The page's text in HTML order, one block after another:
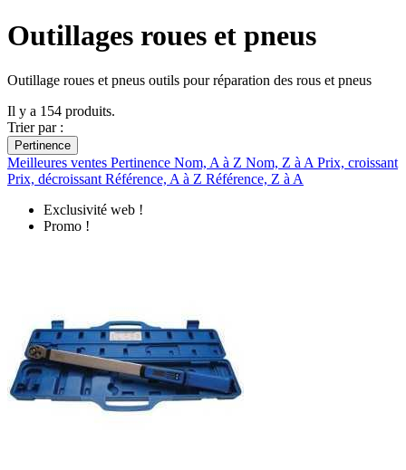
Outillages roues et pneus
Outillage roues et pneus outils pour réparation des rous et pneus
Il y a 154 produits.
Trier par :
Pertinence
Meilleures ventes Pertinence Nom, A à Z Nom, Z à A Prix, croissant
Prix, décroissant Référence, A à Z Référence, Z à A
Exclusivité web !
Promo !